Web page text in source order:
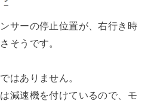
サーの停止位置が、右行き時
そうです。
はありません。
減速機を付けているので、モ